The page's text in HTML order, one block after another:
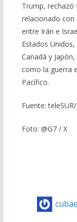
Trump, rechazó
relacionado con
entre Irán e
Estados
Canadá y
como la guerra
Pacífico.
Fuente:
Foto: @G7 / X